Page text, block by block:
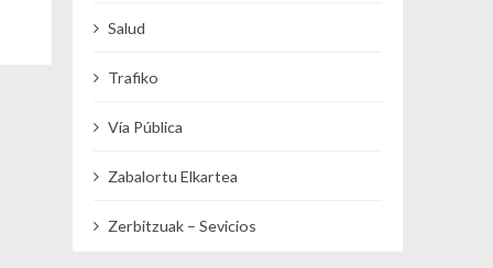
Salud
Trafiko
Vía Pública
Zabalortu Elkartea
Zerbitzuak – Sevicios